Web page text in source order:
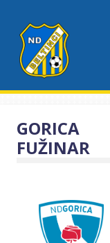
GORICA
FUŽINAR